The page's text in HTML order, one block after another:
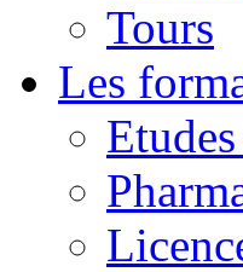
Tours
Les